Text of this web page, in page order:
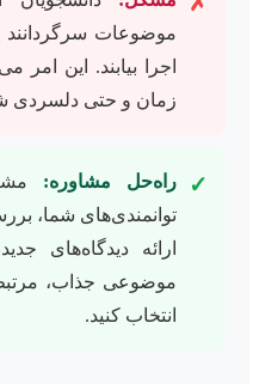
موضوعات سرگردانند
اجرا بیابند. این
زمان و حتی دلسردی
✓ راه‌حل مشاوره:
توانمندی‌های شما،
ارائه دیدگاه‌های
موضوعی جذاب،
انتخاب کنید.